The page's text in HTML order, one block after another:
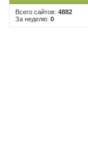
Всего сайтов: 4882
За неделю: 0